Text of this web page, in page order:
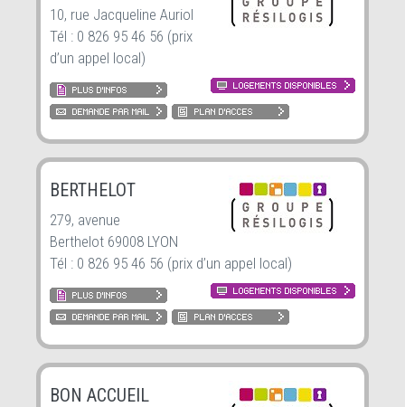
10, rue Jacqueline Auriol
Tél : 0 826 95 46 56 (prix
d’un appel local)
BERTHELOT
279, avenue
Berthelot 69008 LYON
Tél : 0 826 95 46 56 (prix d’un appel local)
BON ACCUEIL